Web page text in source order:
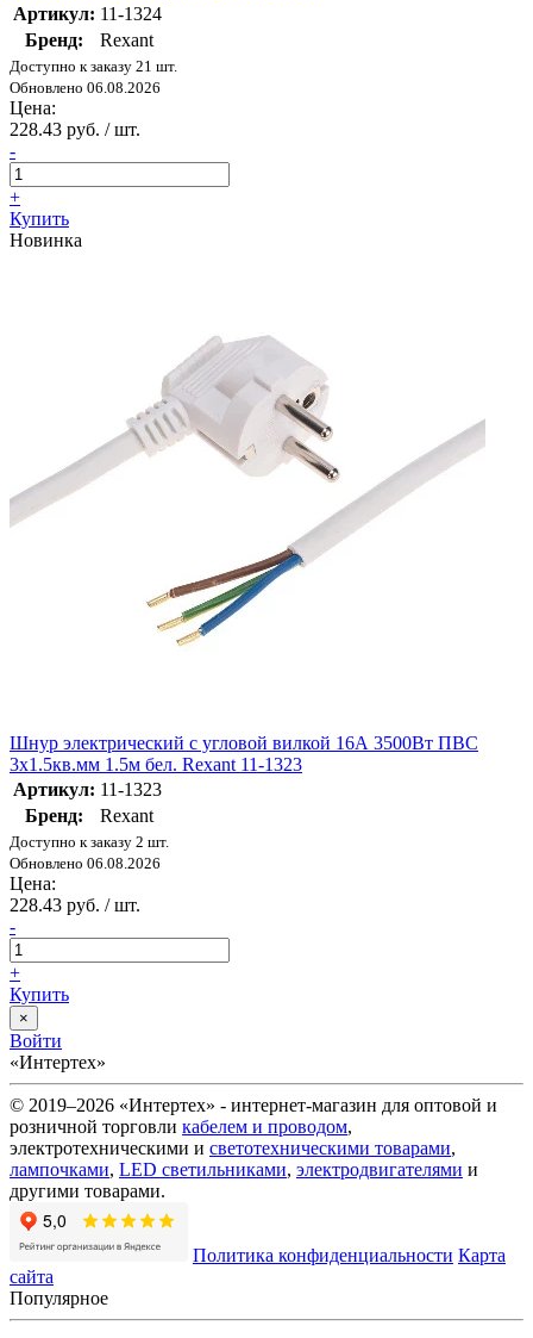
Артикул: 11-1324
Бренд:
Rexant
Доступно к заказу 21 шт.
Обновлено 06.08.2026
Цена:
228.43 руб. / шт.
-
+
Купить
Новинка
Шнур электрический с угловой вилкой 16А 3500Вт ПВС
3х1.5кв.мм 1.5м бел. Rexant 11-1323
Артикул: 11-1323
Бренд:
Rexant
Доступно к заказу 2 шт.
Обновлено 06.08.2026
Цена:
228.43 руб. / шт.
-
+
Купить
×
Войти
«Интертех»
© 2019–2026 «Интертех» - интернет-магазин для оптовой и
розничной торговли кабелем и проводом,
электротехническими и светотехническими товарами,
лампочками, LED светильниками, электродвигателями и
другими товарами.
Политика конфиденциальности Карта
сайта
Популярное